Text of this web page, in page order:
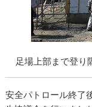
足場上部まで登り
安全パトロール終了